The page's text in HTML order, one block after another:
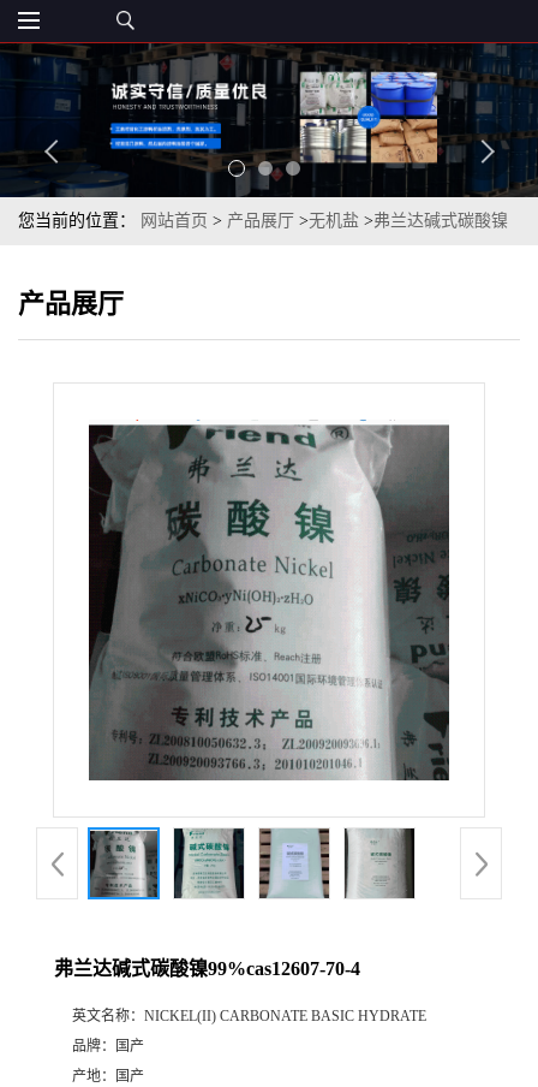
您当前的位置： 网站首页 > 产品展厅 >无机盐 >弗兰达碱式碳酸镍
产品展厅
弗兰达碱式碳酸镍99%cas12607-70-4
英文名称： NICKEL(II) CARBONATE BASIC HYDRATE
品牌：
国产
产地：
国产